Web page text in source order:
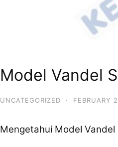
Model Vandel
UNCATEGORIZED · FEBRUARY
Mengetahui Model